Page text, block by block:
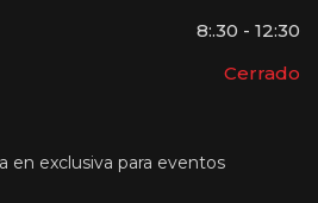
8:.30 - 12:30
Cerrado
en exclusiva para eventos